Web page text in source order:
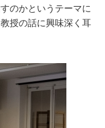
のかというテーマに
授の話に興味深く耳